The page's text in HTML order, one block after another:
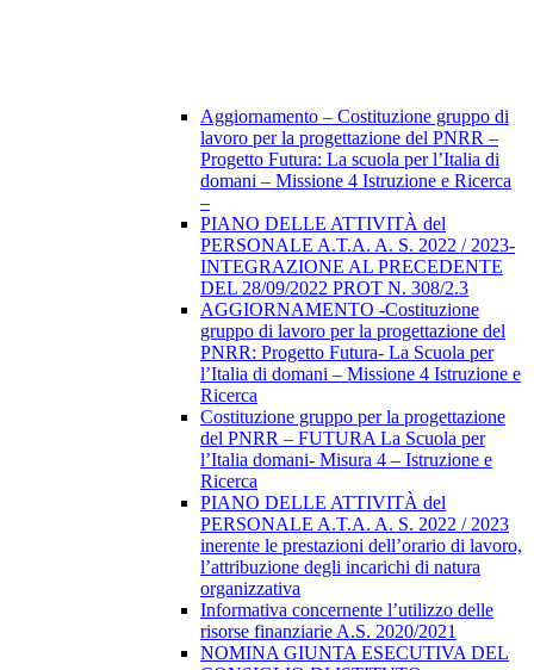
Aggiornamento – Costituzione gruppo di
lavoro per la progettazione del PNRR –
Progetto Futura: La scuola per l’Italia di
domani – Missione 4 Istruzione e Ricerca
–
PIANO DELLE ATTIVITÀ del
PERSONALE A.T.A. A. S. 2022 / 2023-
INTEGRAZIONE AL PRECEDENTE
DEL 28/09/2022 PROT N. 308/2.3
AGGIORNAMENTO -Costituzione
gruppo di lavoro per la progettazione del
PNRR: Progetto Futura- La Scuola per
l’Italia di domani – Missione 4 Istruzione e
Ricerca
Costituzione gruppo per la progettazione
del PNRR – FUTURA La Scuola per
l’Italia domani- Misura 4 – Istruzione e
Ricerca
PIANO DELLE ATTIVITÀ del
PERSONALE A.T.A. A. S. 2022 / 2023
inerente le prestazioni dell’orario di lavoro,
l’attribuzione degli incarichi di natura
organizzativa
Informativa concernente l’utilizzo delle
risorse finanziarie A.S. 2020/2021
NOMINA GIUNTA ESECUTIVA DEL